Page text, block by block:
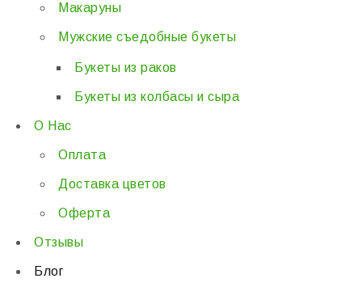
Макаруны
Мужские съедобные букеты
Букеты из раков
Букеты из колбасы и сыра
О Нас
Оплата
Доставка цветов
Оферта
Отзывы
Блог